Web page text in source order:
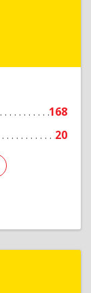
168
20
- Кузбасс,
Подробнее